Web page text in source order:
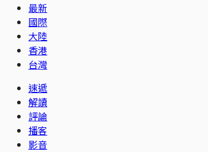
最新
國際
大陸
香港
台灣
速遞
解讀
評論
播客
影音